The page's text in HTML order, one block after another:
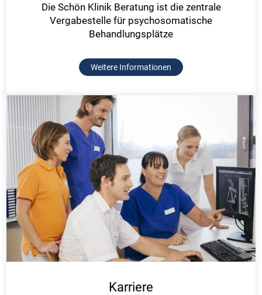
Die Schön Klinik Beratung ist die zentrale
Vergabestelle für psychosomatische
Behandlungsplätze
Weitere Informationen
Karriere